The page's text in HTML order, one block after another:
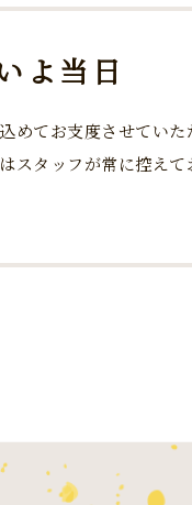
よ当日
めてお支度させていた
スタッフが常に控えて